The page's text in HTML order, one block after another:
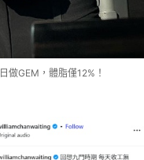
做GEM，體脂僅12%！